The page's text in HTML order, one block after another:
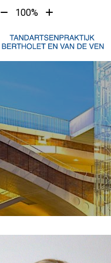
Tekst
met
10%
100%
Tekst
met
10%